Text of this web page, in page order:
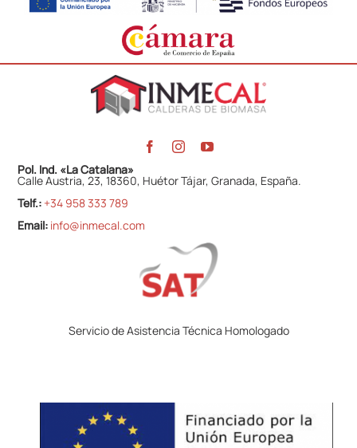
Pol. Ind. «La Catalana»
Calle Austria, 23, 18360, Huétor Tájar, Granada, España.
Telf.: +34 958 333 789
Email: info@inmecal.com
Servicio de Asistencia Técnica Homologado